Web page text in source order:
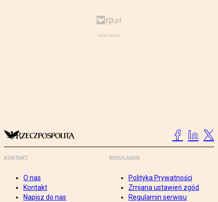
KONTAKT
O nas
Kontakt
Napisz do nas
REGULAMIN
Polityka Prywatności
Zmiana ustawień zgód
Regulamin serwisu